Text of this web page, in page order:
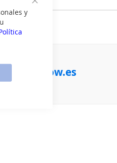
Cerrar
y